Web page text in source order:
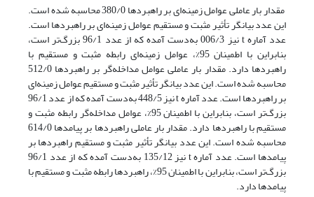
مقدار بار عاملی عوامل زمینه‌ای بر راهبردها 380/0 محاسبه شده است.
این عدد بیانگر تأثیر مثبت و مستقیم عوامل زمینه‌ای بر راهبردها است.
عدد آماره t نیز 006/3 به‌دست آمده که از عدد 96/1 بزرگ‌تر است،
بنابراین با اطمینان 95%، عوامل زمینه‌ای رابطه مثبت و مستقیم با
راهبردها دارد. مقدار بار عاملی عوامل مداخله‌گر بر راهبردها 512/0
محاسبه شده است. این عدد بیانگر تأثیر مثبت و مستقیم عوامل زمینه‌ای
بر راهبردها است. عدد آماره t نیز 448/5 به‌دست‌ آمده که از عدد 96/1
بزرگ‌تر است، بنابراین با اطمینان 95%، عوامل مداخله‌گر رابطه مثبت و
مستقیم با راهبردها دارد. مقدار بار عاملی راهبردها بر پیامدها 614/0
محاسبه شده است. این عدد بیانگر تأثیر مثبت و مستقیم راهبردها بر
پیامدها است. عدد آماره t نیز 135/12 به‌دست آمده که از عدد 96/1
بزرگ‌تر است، بنابراین با اطمینان 95%، راهبردها رابطه مثبت و مستقیم با
پیامدها دارد.